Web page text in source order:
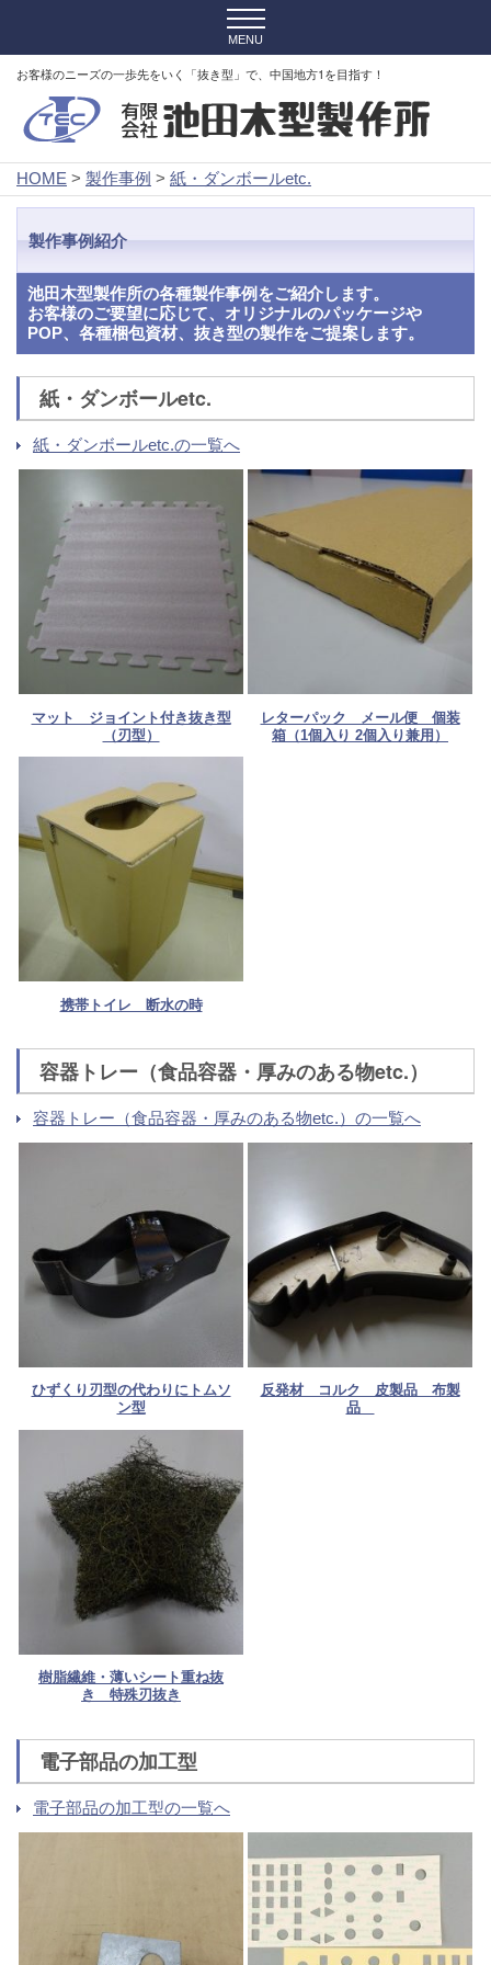
お客様のニーズの一歩先をいく「抜き型」で、中国地方1を目指す！
HOME > 製作事例 > 紙・ダンボールetc.
製作事例紹介
池田木型製作所の各種製作事例をご紹介します。
お客様のご要望に応じて、オリジナルのパッケージや
POP、各種梱包資材、抜き型の製作をご提案します。
紙・ダンボールetc.
紙・ダンボールetc.の一覧へ
マット ジョイント付き抜き型
（刃型）
レターパック メール便 個装
箱（1個入り 2個入り兼用）
携帯トイレ 断水の時
容器トレー（食品容器・厚みのある物etc.）
容器トレー（食品容器・厚みのある物etc.）の一覧へ
ひずくり刃型の代わりにトムソ
ン型
反発材 コルク 皮製品 布製
品
樹脂繊維・薄いシート重ね抜
き 特殊刃抜き
電子部品の加工型
電子部品の加工型の一覧へ